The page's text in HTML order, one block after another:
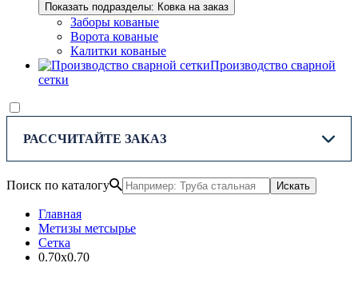
Показать подразделы: Ковка на заказ
Заборы кованые
Ворота кованые
Калитки кованые
Производство сварной
сетки
РАССЧИТАЙТЕ ЗАКАЗ
Поиск по каталогу Искать
Главная
Метизы метсырье
Сетка
0.70х0.70